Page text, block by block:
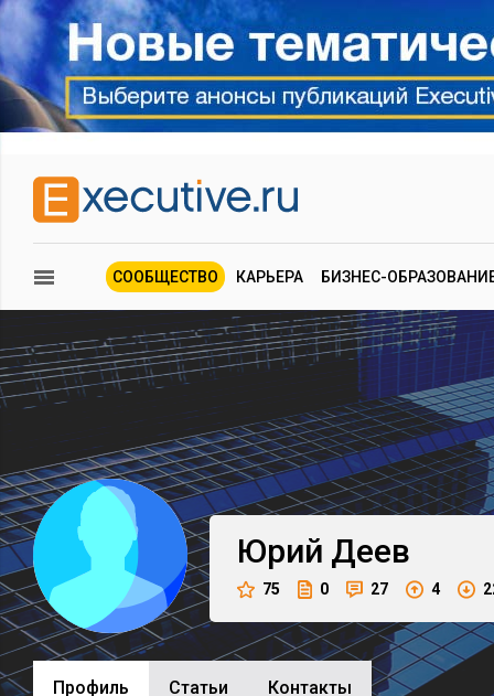
СООБЩЕСТВО КАРЬЕРА БИЗНЕС-
Юрий Деев
75 0 27 4
Профиль Cтатьи Контакты